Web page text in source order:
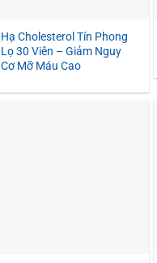
Hạ Cholesterol Tín Phong
Lọ 30 Viên – Giảm Nguy
Cơ Mỡ Máu Cao